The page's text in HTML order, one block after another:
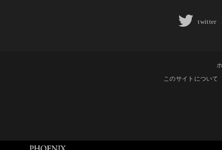
twitter
このサイトについて